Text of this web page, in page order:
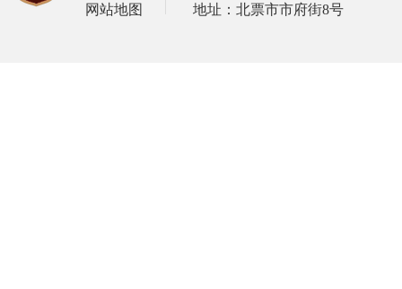
网站地图
地址：北票市市府街8号